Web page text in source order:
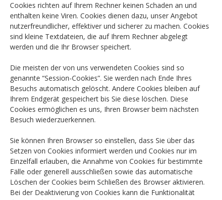
Cookies richten auf Ihrem Rechner keinen Schaden an und
enthalten keine Viren. Cookies dienen dazu, unser Angebot
nutzerfreundlicher, effektiver und sicherer zu machen. Cookies
sind kleine Textdateien, die auf Ihrem Rechner abgelegt
werden und die Ihr Browser speichert.
Die meisten der von uns verwendeten Cookies sind so
genannte “Session-Cookies”. Sie werden nach Ende Ihres
Besuchs automatisch gelöscht. Andere Cookies bleiben auf
Ihrem Endgerät gespeichert bis Sie diese löschen. Diese
Cookies ermöglichen es uns, Ihren Browser beim nächsten
Besuch wiederzuerkennen.
Sie können Ihren Browser so einstellen, dass Sie über das
Setzen von Cookies informiert werden und Cookies nur im
Einzelfall erlauben, die Annahme von Cookies für bestimmte
Fälle oder generell ausschließen sowie das automatische
Löschen der Cookies beim Schließen des Browser aktivieren.
Bei der Deaktivierung von Cookies kann die Funktionalität